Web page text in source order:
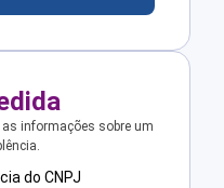
informações sobre um
do CNPJ